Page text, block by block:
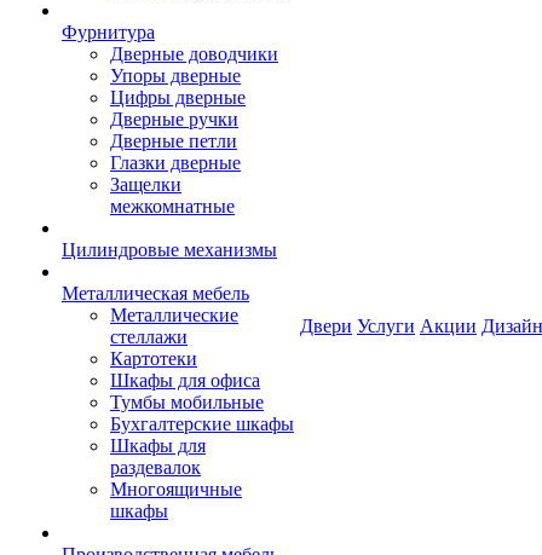
Фурнитура
Дверные доводчики
Упоры дверные
Цифры дверные
Дверные ручки
Дверные петли
Глазки дверные
Защелки
межкомнатные
Цилиндровые механизмы
Металлическая мебель
Металлические
стеллажи
Картотеки
Шкафы для офиса
Тумбы мобильные
Бухгалтерские шкафы
Шкафы для
раздевалок
Многоящичные
шкафы
Двери Услуги Акции